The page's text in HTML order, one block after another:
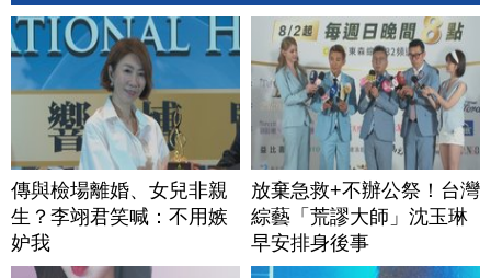
傳與檢場離婚、女兒非親
生？李翊君笑喊：不用嫉
妒我
放棄急救+不辦公祭！台灣
綜藝「荒謬大師」沈玉琳
早安排身後事